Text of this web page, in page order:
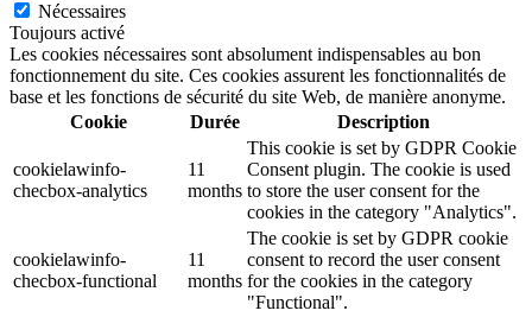
Nécessaires
Toujours activé
Les cookies nécessaires sont absolument indispensables au bon
fonctionnement du site. Ces cookies assurent les fonctionnalités de
base et les fonctions de sécurité du site Web, de manière anonyme.
Cookie
Durée Description
cookielawinfo-
checbox-analytics
11
months
This cookie is set by GDPR Cookie
Consent plugin. The cookie is used
to store the user consent for the
cookies in the category "Analytics".
cookielawinfo-
checbox-functional
11
months
The cookie is set by GDPR cookie
consent to record the user consent
for the cookies in the category
"Functional".